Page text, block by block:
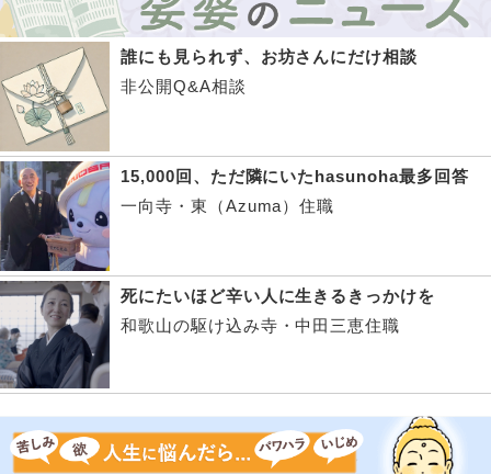
誰にも見られず、お坊さんにだけ相談
非公開Q&A相談
15,000回、ただ隣にいたhasunoha最多回答
一向寺・東（Azuma）住職
死にたいほど辛い人に生きるきっかけを
和歌山の駆け込み寺・中田三恵住職